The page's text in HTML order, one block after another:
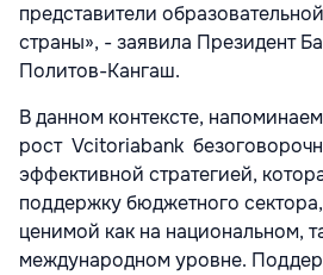
представители
страны», - заявила Президент
Политов-Кангаш.
В данном контексте,
рост Vcitoriabank
эффективной стратегией,
поддержку бюджетного
ценимой как на национальном,
международном уровне.